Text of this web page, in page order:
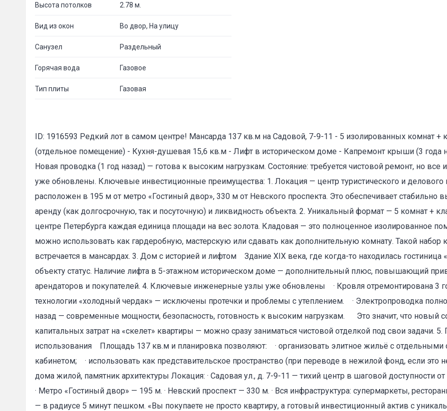
Высота потолков 2.78 м.
Вид из окон Во двор, На улицу
Санузел Раздельный
Горячая вода Газовое
Тип плиты Газовая
ID: 1916593 Редкий лот в самом центре! Мансарда 137 кв.м на Садовой, 7-9-11 - 5 изолированных комнат +
(отдельное помещение) - Кухня-душевая 15,6 кв.м - Лифт в историческом доме - Капремонт крыши (3 года
Новая проводка (1 год назад) — готова к высоким нагрузкам. Состояние: требуется чистовой ремонт, но
уже обновлены. Ключевые инвестиционные преимущества: 1. Локация — центр туристического и
расположен в 195 м от метро «Гостиный двор», 330 м от Невского проспекта. Это обеспечивает стабильно
аренду (как долгосрочную, так и посуточную) и ликвидность объекта. 2. Уникальный формат — 5 комнат +
центре Петербурга каждая единица площади на вес золота. Кладовая — это полноценное изолированное
можно использовать как гардеробную, мастерскую или сдавать как дополнительную комнату. Такой набор
встречается в мансардах. 3. Дом с историей и лифтом Здание XIX века, где когда-то находилась гостиница
объекту статус. Наличие лифта в 5-этажном историческом доме — дополнительный плюс, повышающий
арендаторов и покупателей. 4. Ключевые инженерные узлы уже обновлены · Кровля отремонтирована 3
технологии «холодный чердак» — исключены протечки и проблемы с утеплением. · Электропроводка
назад — современные мощности, безопасность, готовность к высоким нагрузкам. Это значит, что новый
капитальных затрат на «скелет» квартиры — можно сразу заниматься чистовой отделкой под свои задачи. 5.
использования Площадь 137 кв.м и планировка позволяют: · организовать элитное жильё с отдельными
кабинетом; · использовать как представительское пространство (при переводе в нежилой фонд, если это
дома жилой, памятник архитектуры Локация: · Садовая ул., д. 7-9-11 — тихий центр в шаговой доступности
· Метро «Гостиный двор» — 195 м. · Невский проспект — 330 м. · Вся инфраструктура: супермаркеты,
— в радиусе 5 минут пешком. «Вы покупаете не просто квартиру, а готовый инвестиционный актив с
Пожаловаться на объявление
E-mail *